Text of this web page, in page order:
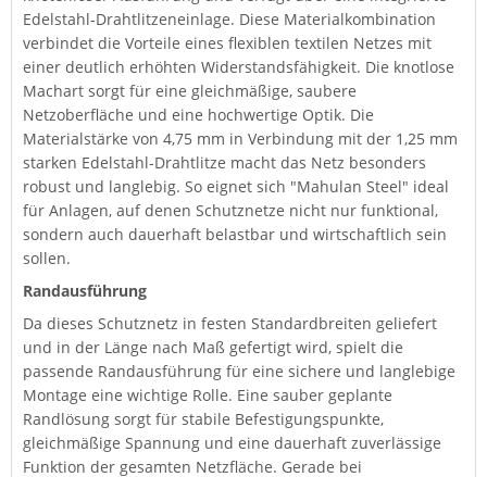
Edelstahl-Drahtlitzeneinlage. Diese Materialkombination
verbindet die Vorteile eines flexiblen textilen Netzes mit
einer deutlich erhöhten Widerstandsfähigkeit. Die knotlose
Machart sorgt für eine gleichmäßige, saubere
Netzoberfläche und eine hochwertige Optik. Die
Materialstärke von 4,75 mm in Verbindung mit der 1,25 mm
starken Edelstahl-Drahtlitze macht das Netz besonders
robust und langlebig. So eignet sich "Mahulan Steel" ideal
für Anlagen, auf denen Schutznetze nicht nur funktional,
sondern auch dauerhaft belastbar und wirtschaftlich sein
sollen.
Randausführung
Da dieses Schutznetz in festen Standardbreiten geliefert
und in der Länge nach Maß gefertigt wird, spielt die
passende Randausführung für eine sichere und langlebige
Montage eine wichtige Rolle. Eine sauber geplante
Randlösung sorgt für stabile Befestigungspunkte,
gleichmäßige Spannung und eine dauerhaft zuverlässige
Funktion der gesamten Netzfläche. Gerade bei